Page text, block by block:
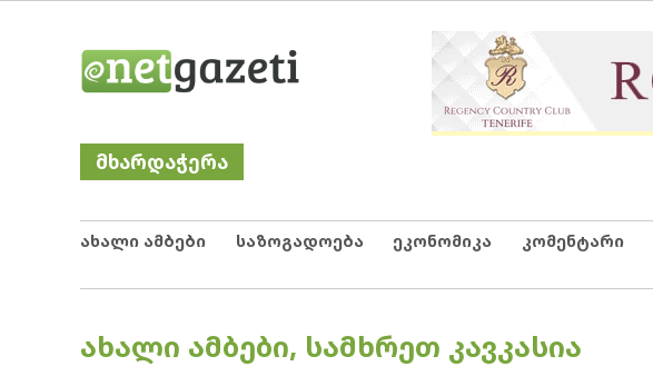
Netgazeti
მხარდაჭერა
ახალი ამბები საზოგადოება ეკონომიკა კომენტარი
POSTED
ᲐᲮᲐᲚᲘ ᲐᲛᲑᲔᲑᲘ, ᲡᲐᲛᲮᲠᲔᲗ ᲙᲐᲕᲙᲐᲡᲘᲐ